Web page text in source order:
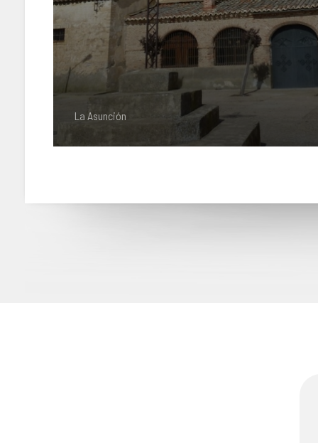
La Asunción